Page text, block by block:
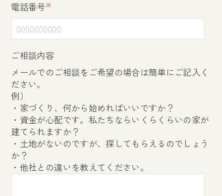
電話番号※
ご相談内容
メールでのご相談をご希望の場合は簡単にご記入く
ださい。
例）
・家づくり、何から始めればいいですか？
・資金が心配です。私たちならいくらくらいの家が
建てられますか？
・土地がないのですが、探してもらえるのでしょう
か？
・他社との違いを教えてください。